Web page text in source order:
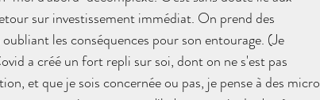
sur investissement immédiat. On prend des
les conséquences pour son entourage. (Je
a créé un fort repli sur soi, dont on ne s'est pas
et que je sois concernée ou pas, je pense à des micro